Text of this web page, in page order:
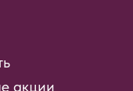
акции